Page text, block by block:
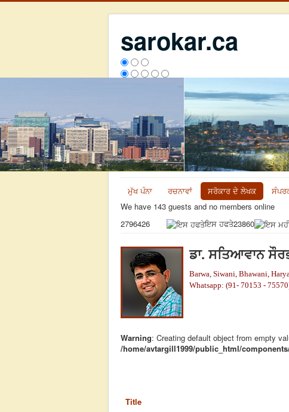
sarokar.ca
ਮੁੱਖ ਪੰਨਾ ਰਚਨਾਵਾਂ ਸਰੋਕਾਰ ਦੇ ਲੇਖਕ
We have 143 guests and no members online
2796426
ਇਸ ਹਫਤੇ23860
ਡਾ. ਸਤਿਆਵਾਨ
Barwa, Siwani, Bhawani,
Whatsapp: (91- 70153 -
Warning: Creating default object from empty
/home/avtargill1999/public_html/
Title